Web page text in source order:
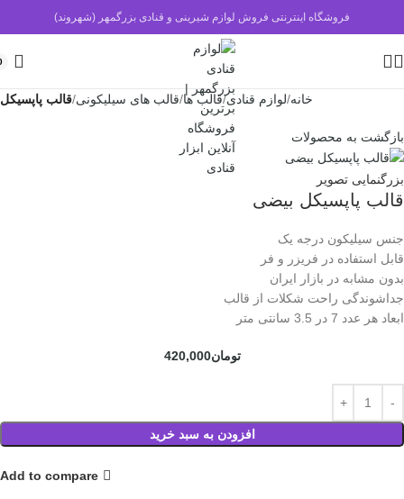
فروشگاه اینترنتی فروش لوازم شیرینی و قنادی بزرگمهر (شهروند)
خانه لوازم قنادی قالب ها قالب های سیلیکونی قالب پاپسیکل
بازگشت به محصولات
بزرگنمایی تصویر
قالب پاپسیکل بیضی
جنس سیلیکون درجه یک
قابل استفاده در فریزر و فر
بدون مشابه در بازار ایران
جداشوندگی راحت شکلات از قالب
ابعاد هر عدد 7 در 3.5 سانتی متر
تومان420,000
افزودن به سبد خرید
Add to compare